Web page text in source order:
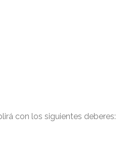
con los siguientes deberes: